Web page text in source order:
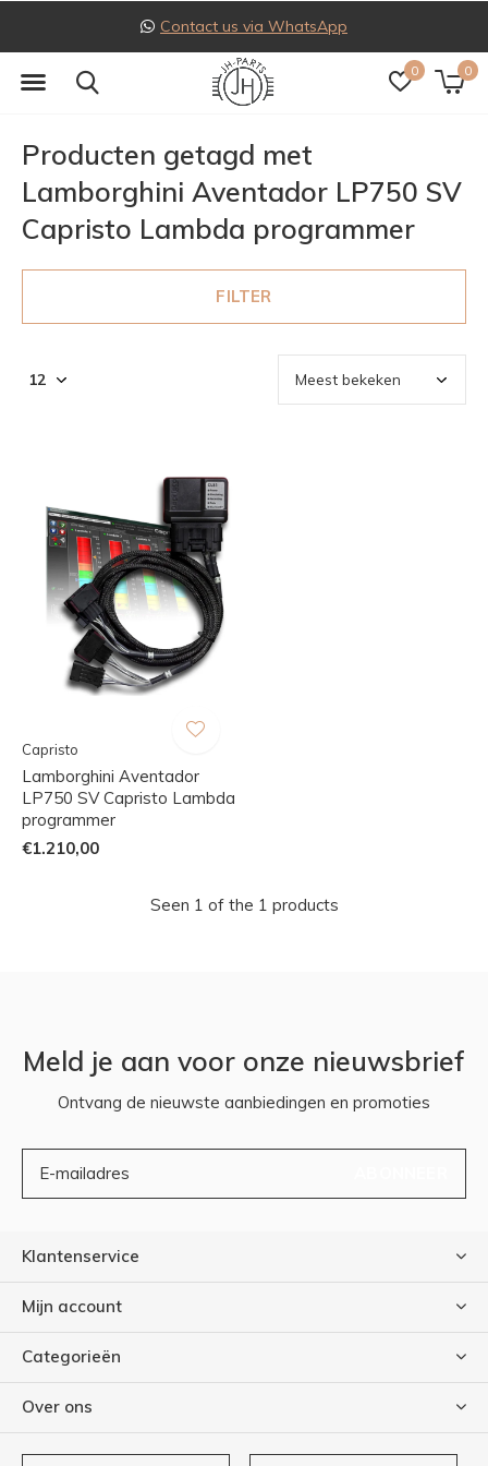
0 0
Contact us via WhatsApp
Producten getagd met
Lamborghini Aventador LP750 SV
Capristo Lambda programmer
FILTER
Capristo
Lamborghini Aventador
LP750 SV Capristo Lambda
programmer
€1.210,00
Seen 1 of the 1 products
Meld je aan voor onze nieuwsbrief
Ontvang de nieuwste aanbiedingen en promoties
Klantenservice
Mijn account
Categorieën
Over ons